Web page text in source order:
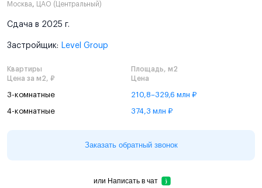
Москва, ЦАО (Центральный)
Сдача в 2025 г.
Застройщик: Level Group
Квартиры
Площадь, м2
Цена за м2, ₽
Цена
3-комнатные 210,8–329,6 млн ₽
4-комнатные 374,3 млн ₽
Заказать обратный звонок
или Написать в чат